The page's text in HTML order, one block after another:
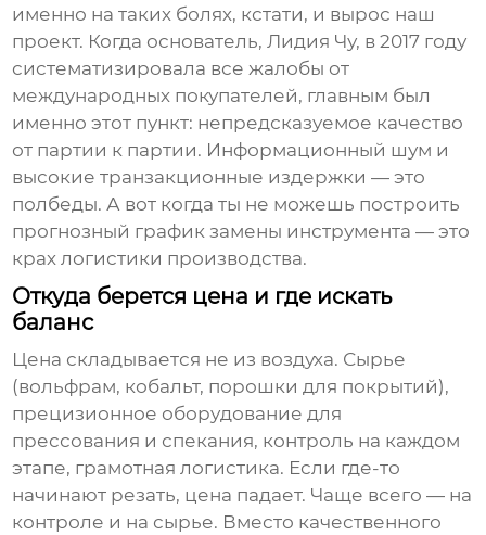
именно на таких болях, кстати, и вырос наш
проект. Когда основатель, Лидия Чу, в 2017 году
систематизировала все жалобы от
международных покупателей, главным был
именно этот пункт: непредсказуемое качество
от партии к партии. Информационный шум и
высокие транзакционные издержки — это
полбеды. А вот когда ты не можешь построить
прогнозный график замены инструмента — это
крах логистики производства.
Откуда берется цена и где искать
баланс
Цена складывается не из воздуха. Сырье
(вольфрам, кобальт, порошки для покрытий),
прецизионное оборудование для
прессования и спекания, контроль на каждом
этапе, грамотная логистика. Если где-то
начинают резать, цена падает. Чаще всего — на
контроле и на сырье. Вместо качественного